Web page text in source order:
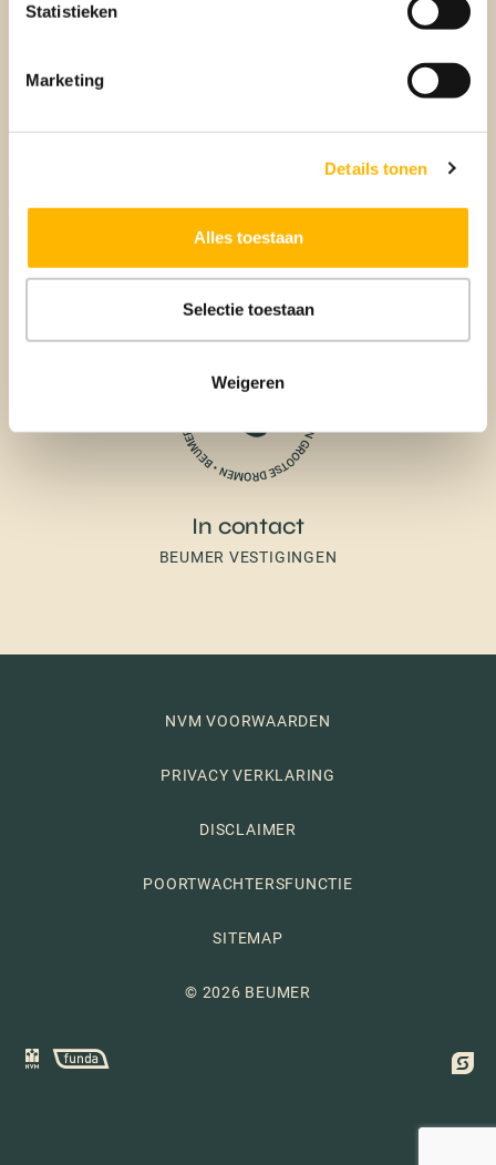
Statistieken
Marketing
Details tonen
Alles toestaan
Selectie toestaan
Weigeren
Aankoop
BEUMER AANKOOPMAKELAAR
In contact
BEUMER VESTIGINGEN
NVM VOORWAARDEN
PRIVACY VERKLARING
DISCLAIMER
POORTWACHTERSFUNCTIE
SITEMAP
© 2026 BEUMER